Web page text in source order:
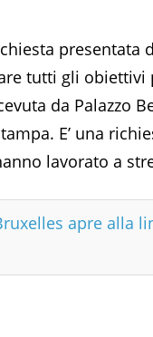
presentata
tutti gli
da Palazzo
E’ una
lavorato a
apre alla